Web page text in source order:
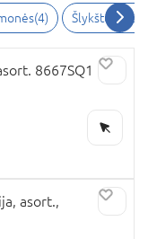
Šlykštukai,
8667SQ1
asort.,